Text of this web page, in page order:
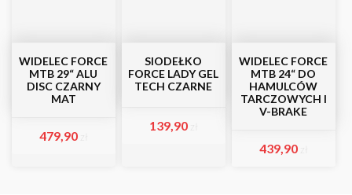
WIDELEC FORCE
MTB 29“ ALU
DISC CZARNY
MAT
479,90
SIODEŁKO
FORCE LADY GEL
TECH CZARNE
139,90
WIDELEC FORCE
MTB 24“ DO
HAMULCÓW
TARCZOWYCH I
V-BRAKE
439,90